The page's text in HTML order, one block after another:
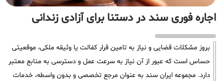
اجاره فوری سند در دستنا برای آزادی زندانی
بروز مشکلات قضایی و نیاز به تامین قرار کفالت یا وثیقه ملکی، موقعیتی
حساس است که عبور از آن نیاز به سرعت عمل و دسترسی به منابع معتبر
دارد. مجموعه ایران سند به عنوان مرجع تخصصی و بدون واسطه، خدمات